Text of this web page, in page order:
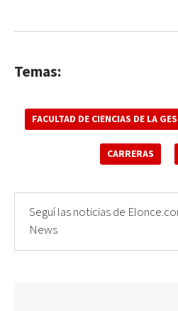
Temas:
FACULTAD DE CIENCIAS DE LA
CARRERAS
Seguí las noticias de
News